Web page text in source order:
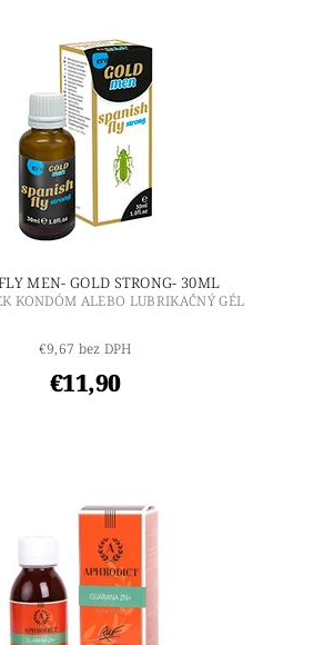
MEN- GOLD STRONG- 30ML
KONDÓM ALEBO LUBRIKAČNÝ GÉL
€9,67 bez DPH
€11,90